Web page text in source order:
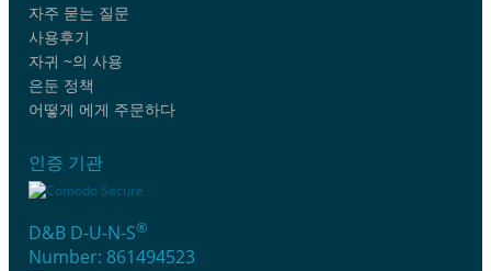
자주 묻는 질문
사용후기
자귀 ~의 사용
은둔 정책
어떻게 에게 주문하다
인증 기관
D&B D-U-N-S®
Number: 861494523